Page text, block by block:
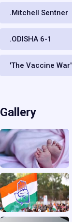
.Mitchell Sentner
.ODISHA 6-1
'The Vaccine War'
Gallery